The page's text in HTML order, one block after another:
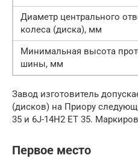
Диаметр центрального
колеса (диска), мм
Минимальная высота
шины, мм
Завод изготовитель
(дисков) на Приору
35 и 6J-14H2 ЕТ 35.
Первое место